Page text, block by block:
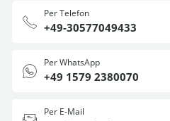
Per Telefon
+49-30577049433
Per WhatsApp
+49 1579 2380070
Per E-Mail